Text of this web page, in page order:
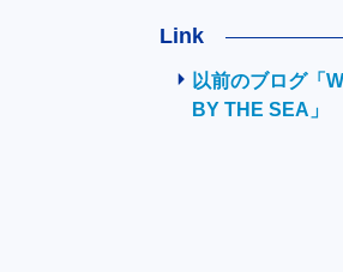
Link
以前のブログ「
BY THE SEA」